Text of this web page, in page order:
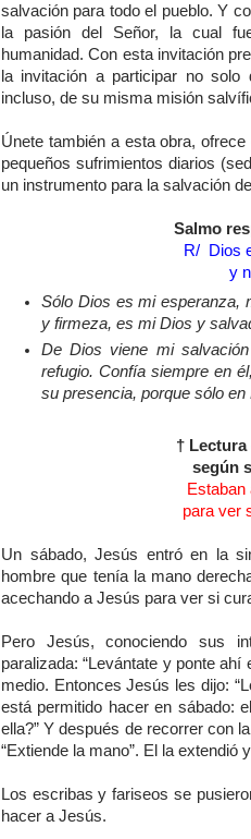
salvación para todo el pueblo. Y
la pasión del Señor, la cual
humanidad. Con esta invitación
la invitación a participar no
incluso, de su misma misión
Únete también a esta obra,
pequeños sufrimientos diarios
un instrumento para la salvación
Salmo
R/ Dios
y
Sólo Dios es mi esperanza,
y firmeza, es mi Dios y
De Dios viene mi
refugio. Confía siempre en
su presencia, porque sólo
†
según
Estaban
para ver
Un sábado, Jesús entró en la
hombre que tenía la mano
acechando a Jesús para ver si
Pero Jesús, conociendo sus
paralizada: “Levántate y ponte
medio. Entonces Jesús les dijo:
está permitido hacer en sábado:
ella?” Y después de recorrer con
“Extiende la mano”. El la extendió
Los escribas y fariseos se
hacer a Jesús.